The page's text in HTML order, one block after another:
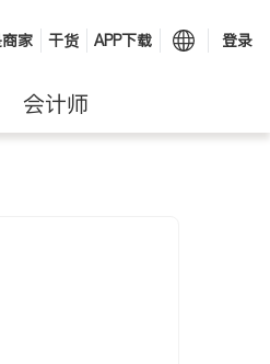
家 干货 APP下载 登录
会计师